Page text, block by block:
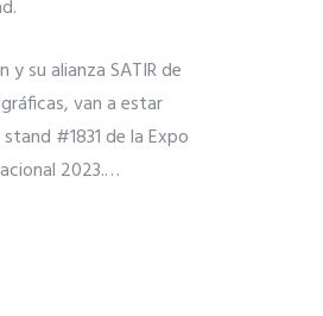
y su alianza SATIR de
van a estar
#1831 de la Expo
2023.…